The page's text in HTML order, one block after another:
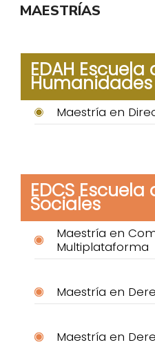
MAESTRÍAS
EDAH
Humanidades
Maestría en
EDCS
Sociales
Maestría en
Multiplataforma
Maestría en
Maestría en